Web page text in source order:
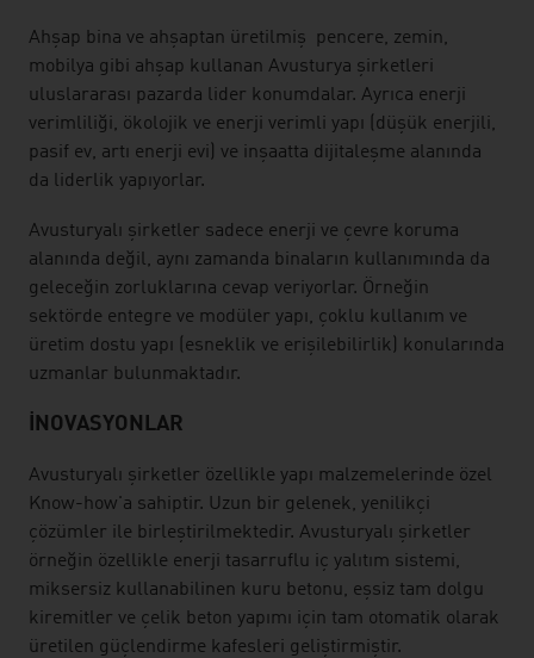
Ahşap bina ve ahşaptan üretilmiş pencere, zemin,
mobilya gibi ahşap kullanan Avusturya şirketleri
uluslararası pazarda lider konumdalar. Ayrıca enerji
verimliliği, ökolojik ve enerji verimli yapı (düşük enerjili,
pasif ev, artı enerji evi) ve inşaatta dijitaleşme alanında
da liderlik yapıyorlar.
Avusturyalı şirketler sadece enerji ve çevre koruma
alanında değil, aynı zamanda binaların kullanımında da
geleceğin zorluklarına cevap veriyorlar. Örneğin
sektörde entegre ve modüler yapı, çoklu kullanım ve
üretim dostu yapı (esneklik ve erişilebilirlik) konularında
uzmanlar bulunmaktadır.
İNOVASYONLAR
Avusturyalı şirketler özellikle yapı malzemelerinde özel
Know-how'a sahiptir. Uzun bir gelenek, yenilikçi
çözümler ile birleştirilmektedir. Avusturyalı şirketler
örneğin özellikle enerji tasarruflu iç yalıtım sistemi,
miksersiz kullanabilinen kuru betonu, eşsiz tam dolgu
kiremitler ve çelik beton yapımı için tam otomatik olarak
üretilen güçlendirme kafesleri geliştirmiştir.